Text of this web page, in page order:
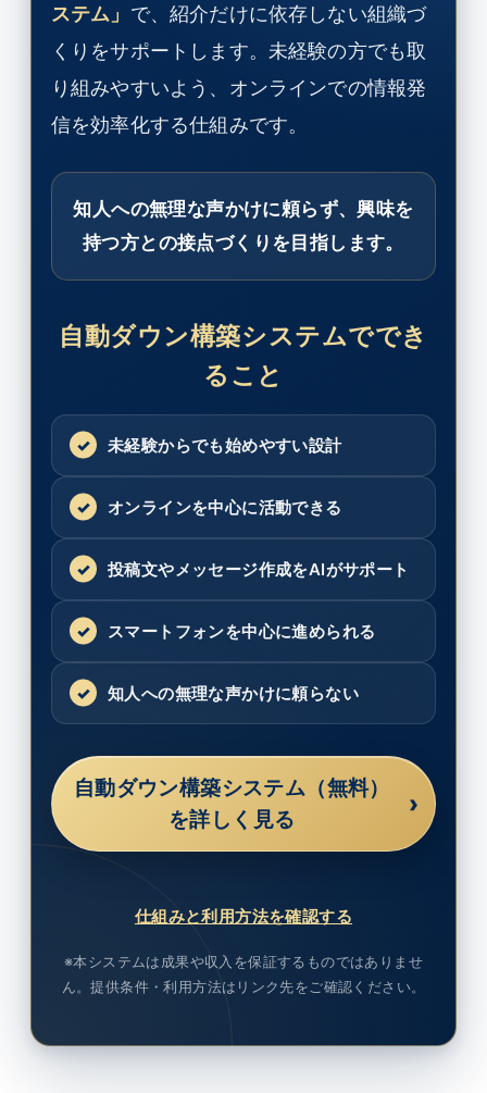
ステム」 で、紹介だけに依存しない組織づ
くりをサポートします。未経験の方でも取
り組みやすいよう、オンラインでの情報発
信を効率化する仕組みです。
知人への無理な声かけに頼らず、興味を
持つ方との接点づくりを目指します。
自動ダウン構築システムででき
ること
未経験からでも始めやすい設計
オンラインを中心に活動できる
投稿文やメッセージ作成をAIがサポート
スマートフォンを中心に進められる
知人への無理な声かけに頼らない
自動ダウン構築システム（無料）
を詳しく見る
›
仕組みと利用方法を確認する
※本システムは成果や収入を保証するものではありませ
ん。提供条件・利用方法はリンク先をご確認ください。